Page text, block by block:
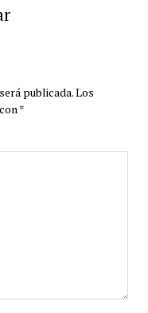
publicada.Los
*